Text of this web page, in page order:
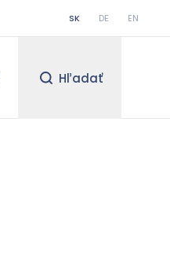
SK DE EN
Hľadať